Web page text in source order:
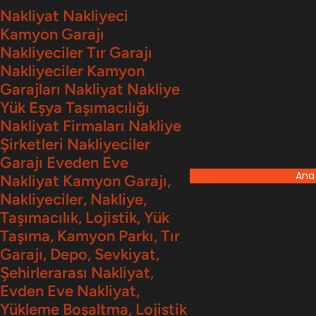
İçeriğe
geç
Nakliyat Nakliyeci
Kamyon Garajı
Nakliyeciler Tır Garajı
Nakliyeciler Kamyon
Garajları Nakliyat Nakliye
Yük Eşya Taşımacılığı
Nakliyat Firmaları Nakliye
Şirketleri Nakliyeciler
Garajı Eveden Eve
Nakliyat Kamyon Garajı,
Nakliyeciler, Nakliye,
Taşımacılık, Lojistik, Yük
Taşıma, Kamyon Parkı, Tır
Garajı, Depo, Sevkiyat,
Şehirlerarası Nakliyat,
Evden Eve Nakliyat,
Yükleme Boşaltma, Lojistik